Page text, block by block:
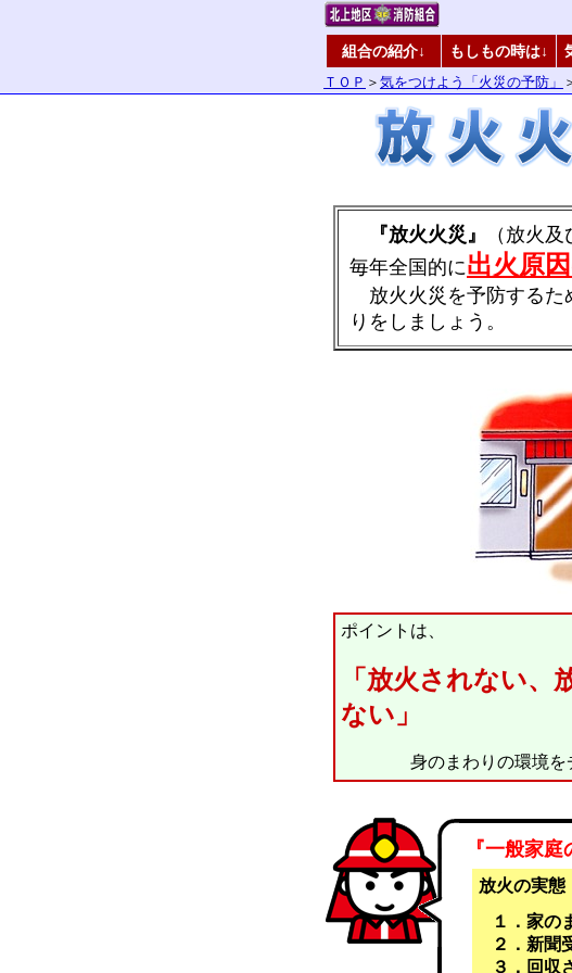
組合の紹介↓ もしもの時は↓
ＴＯＰ ＞ 気をつけよう「火災の予防」
『放火火災』
（放火
毎年全国的に出火原
放火火災を予防するた
りをしましょう。
ポイントは、
「放火されない
ない」
身のまわりの環境をチ
『一般家庭
放火の実態
１．家の
２．新聞
３．回収